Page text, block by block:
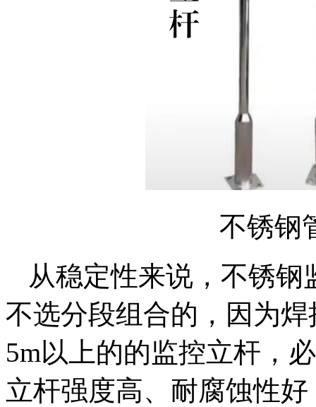
不锈钢
从稳定性来说，不锈
不选分段组合的，因为
5m以上的的监控立杆，
立杆强度高、耐腐蚀性